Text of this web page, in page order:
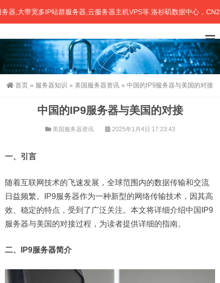
带宽多IP站群服务器,云服务器主机VPS等.洛杉矶数据中心，CN2、
首页 » 服务器知识 » 美国服务器资讯 » 中国的IP9服务器与美国的对接
中国的IP9服务器与美国的对接
美国服务器资讯 2025年1月4日 17:23:43
一、引言
随着互联网技术的飞速发展，全球范围内的数据传输和交流
日益频繁。IP9服务器作为一种新型的网络传输技术，因其高
效、稳定的特点，受到了广泛关注。本文将详细介绍中国IP9
服务器与美国的对接过程，为读者提供详细的指南。
二、IP9服务器简介